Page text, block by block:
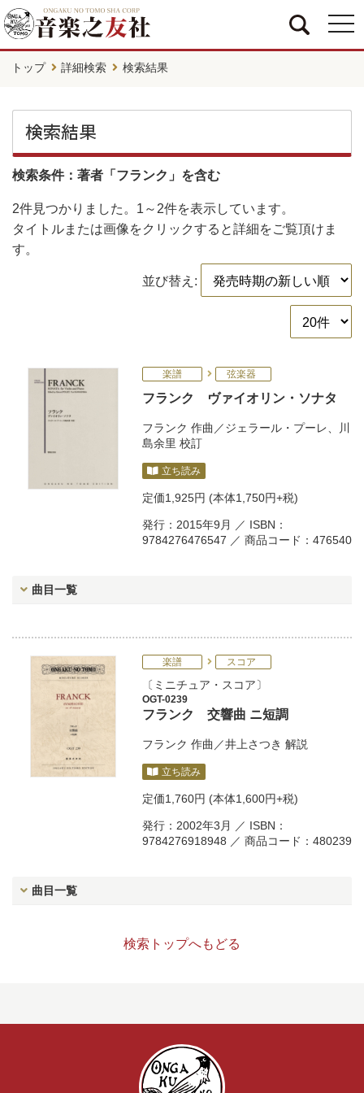
トップ 詳細検索 検索結果
検索結果
検索条件：著者「フランク」を含む
2件見つかりました。 1～2件を表示しています。
タイトルまたは画像をクリックすると詳細をご覧頂けま
す。
並び替え:
楽譜 弦楽器
フランク ヴァイオリン・ソナタ
フランク 作曲／ジェラール・プーレ
川
島余里 校訂
立ち読み
定価1,925円 (本体1,750円+税)
発行：2015年9月 ／ ISBN：
9784276476547 ／ 商品コード：476540
曲目一覧
楽譜 スコア
ミニチュア・スコア
OGT-0239
フランク 交響曲 ニ短調
フランク 作曲／井上さつき 解説
立ち読み
定価1,760円 (本体1,600円+税)
発行：2002年3月 ／ ISBN：
9784276918948 ／ 商品コード：480239
曲目一覧
検索トップへもどる